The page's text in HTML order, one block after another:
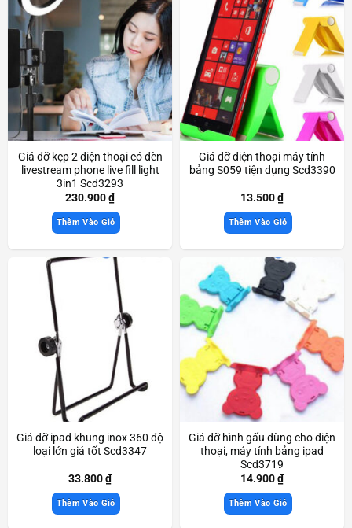
Giá đỡ kẹp 2 điện thoại có đèn
livestream phone live fill light
3in1 Scd3293
230.900₫
Thêm Vào Giỏ
Giá đỡ điện thoại máy tính
bảng S059 tiện dụng Scd3390
13.500₫
Thêm Vào Giỏ
Giá đỡ ipad khung inox 360 độ
loại lớn giá tốt Scd3347
33.800₫
Thêm Vào Giỏ
Giá đỡ hình gấu dùng cho điện
thoại, máy tính bảng ipad
Scd3719
14.900₫
Thêm Vào Giỏ